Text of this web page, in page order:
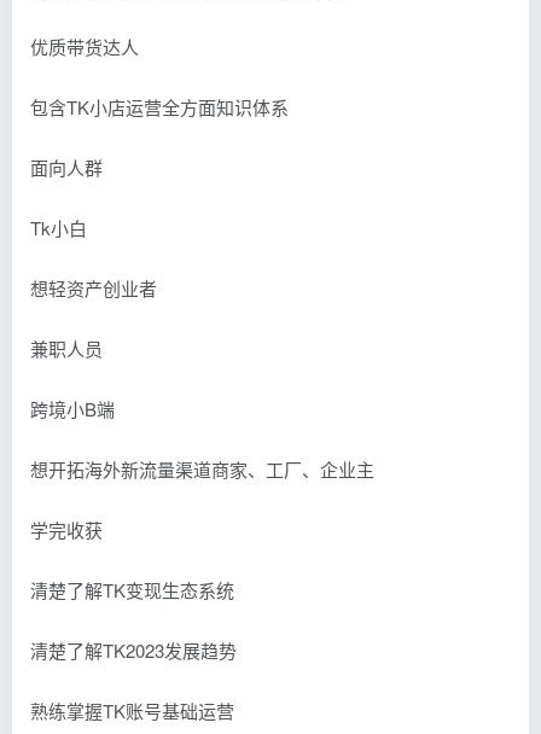
优质带货达人
包含TK小店运营全方面知识体系
面向人群
Tk小白
想轻资产创业者
兼职人员
跨境小B端
想开拓海外新流量渠道商家、工厂、企业主
学完收获
清楚了解TK变现生态系统
清楚了解TK2023发展趋势
熟练掌握TK账号基础运营